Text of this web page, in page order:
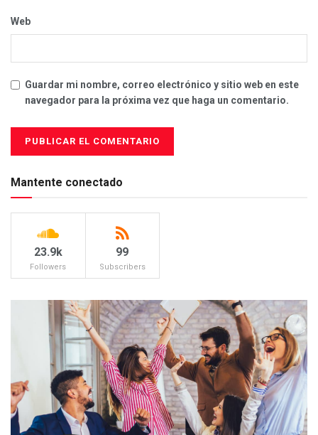
Web
Guardar mi nombre, correo electrónico y sitio web en este
navegador para la próxima vez que haga un comentario.
Mantente conectado
23.9k
Followers
99
Subscribers